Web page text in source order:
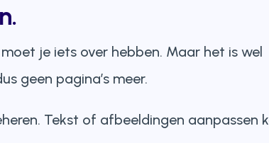
je iets over hebben. Maar het is wel
geen pagina’s meer.
Tekst of afbeeldingen aanpassen